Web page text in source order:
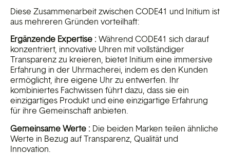
Diese Zusammenarbeit zwischen CODE41 und Initium ist
aus mehreren Gründen vorteilhaft:
Ergänzende Expertise : Während CODE41 sich darauf
konzentriert, innovative Uhren mit vollständiger
Transparenz zu kreieren, bietet Initium eine immersive
Erfahrung in der Uhrmacherei, indem es den Kunden
ermöglicht, ihre eigene Uhr zu entwerfen. Ihr
kombiniertes Fachwissen führt dazu, dass sie ein
einzigartiges Produkt und eine einzigartige Erfahrung
für ihre Gemeinschaft anbieten.
Gemeinsame Werte : Die beiden Marken teilen ähnliche
Werte in Bezug auf Transparenz, Qualität und
Innovation.